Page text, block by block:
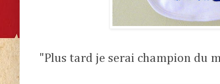
"Plus tard je serai champion du